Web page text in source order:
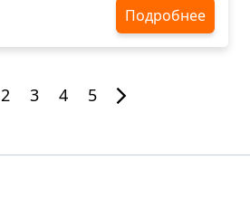
Подробнее
2 3 4 5